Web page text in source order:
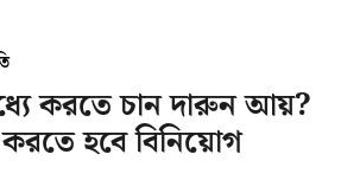
করতে চান দারুন আয়?
হবে বিনিয়োগ